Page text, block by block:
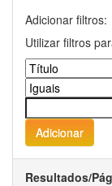
Adicionar filtros:
Utilizar filtros
Resultados/